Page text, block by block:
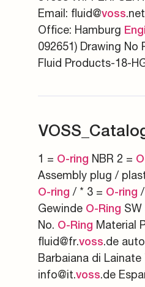
Email: fluid@voss
Office: Hamburg
092651) Drawing
Fluid Products-18-
1 = O-ring NBR 2 =
Assembly plug /
O-ring / * 3 = O-ring
Gewinde O-Ring SW
No. O-Ring Material
fluid@fr.voss.de
Barbaiana di
info@it.voss.de